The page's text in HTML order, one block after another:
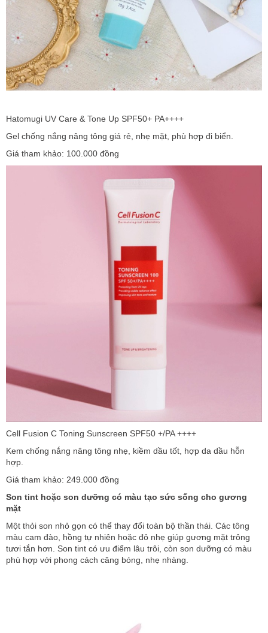
Hatomugi UV Care & Tone Up SPF50+ PA++++
Gel chống nắng nâng tông giá rẻ, nhẹ mặt, phù hợp đi biển.
Giá tham khảo: 100.000 đồng
Cell Fusion C Toning Sunscreen SPF50 +/PA ++++
Kem chống nắng nâng tông nhẹ, kiềm dầu tốt, hợp da dầu hỗn
hợp.
Giá tham khảo: 249.000 đồng
Son tint hoặc son dưỡng có màu tạo sức sống cho gương
mặt
Một thỏi son nhỏ gọn có thể thay đổi toàn bộ thần thái. Các tông
màu cam đào, hồng tự nhiên hoặc đỏ nhẹ giúp gương mặt trông
tươi tắn hơn. Son tint có ưu điểm lâu trôi, còn son dưỡng có màu
phù hợp với phong cách căng bóng, nhẹ nhàng.